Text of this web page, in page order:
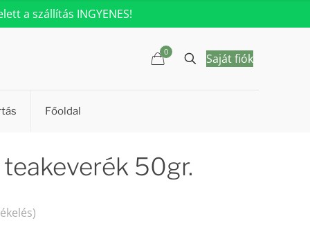
a szállítás INGYENES!
Főoldal
0 Saját fiók
50gr.